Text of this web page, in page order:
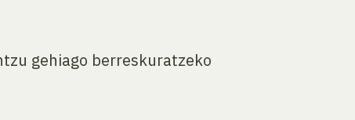
gehiago berreskuratzeko